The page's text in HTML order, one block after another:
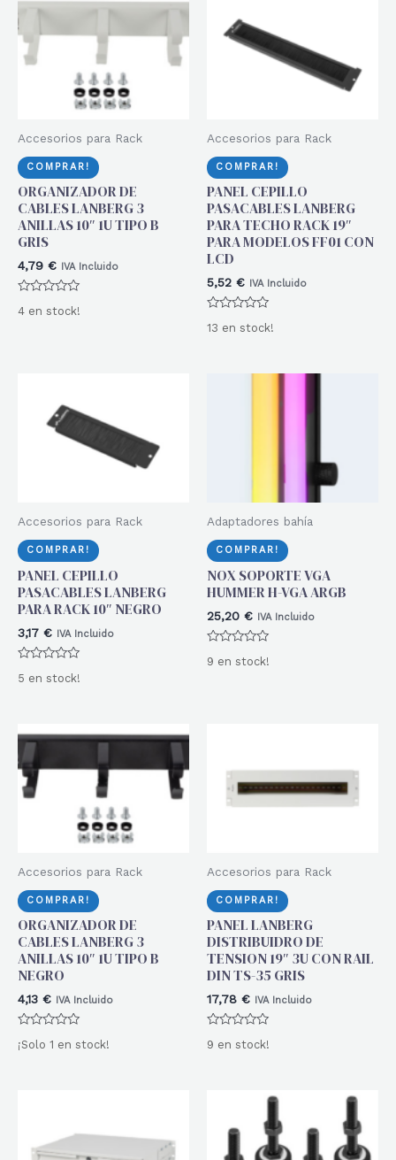
Accesorios para Rack
COMPRAR!
ORGANIZADOR DE
CABLES LANBERG 3
ANILLAS 10″ 1U TIPO B
GRIS
4,79 € IVA Incluido
con
4 en stock!
Accesorios para Rack
COMPRAR!
PANEL CEPILLO
PASACABLES LANBERG
PARA TECHO RACK 19″
PARA MODELOS FF01 CON
LCD
5,52 € IVA Incluido
con
13 en stock!
Accesorios para Rack
COMPRAR!
PANEL CEPILLO
PASACABLES LANBERG
PARA RACK 10″ NEGRO
3,17 € IVA Incluido
con
5 en stock!
Adaptadores bahía
COMPRAR!
NOX SOPORTE VGA
HUMMER H-VGA ARGB
25,20 € IVA Incluido
con
9 en stock!
Accesorios para Rack
COMPRAR!
ORGANIZADOR DE
CABLES LANBERG 3
ANILLAS 10″ 1U TIPO B
NEGRO
4,13 € IVA Incluido
Valorado
con
¡Solo 1 en stock!
Accesorios para Rack
COMPRAR!
PANEL LANBERG
DISTRIBUIDRO DE
TENSION 19″ 3U CON RAIL
DIN TS-35 GRIS
17,78 € IVA Incluido
con
9 en stock!